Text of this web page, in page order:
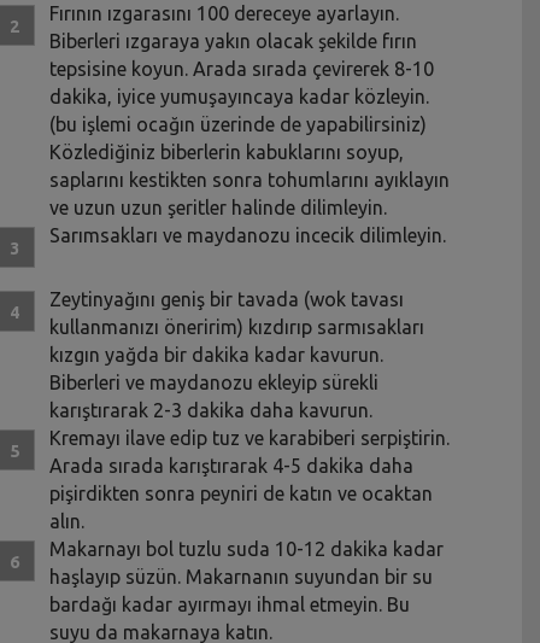
Fırının ızgarasını 100 dereceye ayarlayın.
Biberleri ızgaraya yakın olacak şekilde fırın
tepsisine koyun. Arada sırada çevirerek 8-10
dakika, iyice yumuşayıncaya kadar közleyin.
(bu işlemi ocağın üzerinde de yapabilirsiniz)
Közlediğiniz biberlerin kabuklarını soyup,
saplarını kestikten sonra tohumlarını ayıklayın
ve uzun uzun şeritler halinde dilimleyin.
Sarımsakları ve maydanozu incecik dilimleyin.
Zeytinyağını geniş bir tavada (wok tavası
kullanmanızı öneririm) kızdırıp sarmısakları
kızgın yağda bir dakika kadar kavurun.
Biberleri ve maydanozu ekleyip sürekli
karıştırarak 2-3 dakika daha kavurun.
Kremayı ilave edip tuz ve karabiberi serpiştirin.
Arada sırada karıştırarak 4-5 dakika daha
pişirdikten sonra peyniri de katın ve ocaktan
alın.
Makarnayı bol tuzlu suda 10-12 dakika kadar
haşlayıp süzün. Makarnanın suyundan bir su
bardağı kadar ayırmayı ihmal etmeyin. Bu
suyu da makarnaya katın.